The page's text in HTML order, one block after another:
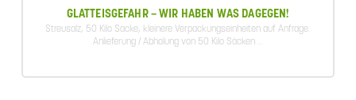
GLATTEISGEFAHR – WIR HABEN WAS DAGEGEN!
Streusalz, 50 Kilo Säcke, kleinere Verpackungseinheiten auf Anfrage.
Anlieferung / Abholung von 50 Kilo Säcken ...